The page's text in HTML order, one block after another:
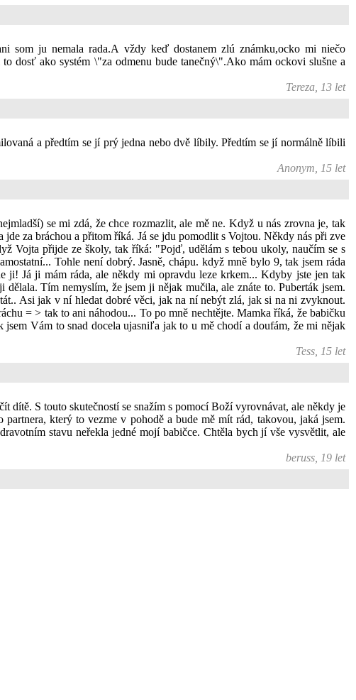
som ju nemala rada.A vždy keď dostanem zlú známku,ocko mi niečo
dosť ako systém \"za odmenu bude tanečný\".Ako mám ockovi slušne a
Tereza, 13 let
a předtím se jí prý jedna nebo dvě líbily. Předtím se jí normálně líbili
Anonym, 15 let
se mi zdá, že chce rozmazlit, ale mě ne. Když u nás zrovna je, tak
za bráchou a přitom říká. Já se jdu pomodlit s Vojtou. Někdy nás při zve
Vojta přijde ze školy, tak říká: "Pojď, udělám s tebou ukoly, naučím se s
Tohle není dobrý. Jasně, chápu. když mně bylo 9, tak jsem ráda
ji! Já ji mám ráda, ale někdy mi opravdu leze krkem... Kdyby jste jen tak
Tím nemyslím, že jsem ji nějak mučila, ale znáte to. Puberták jsem.
Asi jak v ní hledat dobré věci, jak na ní nebýt zlá, jak si na ni zvyknout.
= > tak to ani náhodou... To po mně nechtějte. Mamka říká, že babičku
Vám to snad docela ujasniľa jak to u mě chodí a doufám, že mi nějak
Tess, 15 let
S touto skutečností se snažím s pomocí Boží vyrovnávat, ale někdy je
který to vezme v pohodě a bude mě mít rád, takovou, jaká jsem.
stavu neřekla jedné mojí babičce. Chtěla bych jí vše vysvětlit, ale
beruss, 19 let